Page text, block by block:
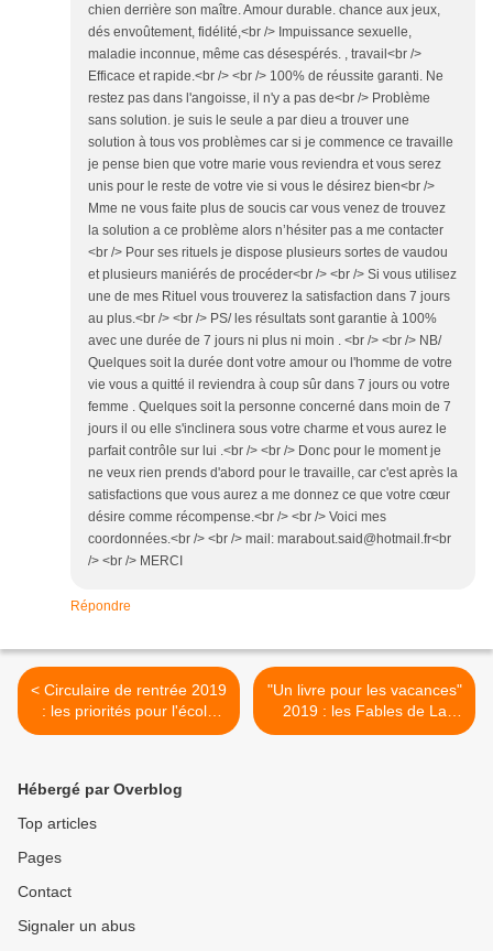
chien derrière son maître. Amour durable. chance aux jeux,
dés envoûtement, fidélité,<br /> Impuissance sexuelle,
maladie inconnue, même cas désespérés. , travail<br />
Efficace et rapide.<br /> <br /> 100% de réussite garanti. Ne
restez pas dans l'angoisse, il n'y a pas de<br /> Problème
sans solution. je suis le seule a par dieu a trouver une
solution à tous vos problèmes car si je commence ce travaille
je pense bien que votre marie vous reviendra et vous serez
unis pour le reste de votre vie si vous le désirez bien<br />
Mme ne vous faite plus de soucis car vous venez de trouvez
la solution a ce problème alors n’hésiter pas a me contacter
<br /> Pour ses rituels je dispose plusieurs sortes de vaudou
et plusieurs maniérés de procéder<br /> <br /> Si vous utilisez
une de mes Rituel vous trouverez la satisfaction dans 7 jours
au plus.<br /> <br /> PS/ les résultats sont garantie à 100%
avec une durée de 7 jours ni plus ni moin . <br /> <br /> NB/
Quelques soit la durée dont votre amour ou l'homme de votre
vie vous a quitté il reviendra à coup sûr dans 7 jours ou votre
femme . Quelques soit la personne concerné dans moin de 7
jours il ou elle s'inclinera sous votre charme et vous aurez le
parfait contrôle sur lui .<br /> <br /> Donc pour le moment je
ne veux rien prends d'abord pour le travaille, car c'est après la
satisfactions que vous aurez a me donnez ce que votre cœur
désire comme récompense.<br /> <br /> Voici mes
coordonnées.<br /> <br /> mail: marabout.said@hotmail.fr<br
/> <br /> MERCI
Répondre
< Circulaire de rentrée 2019
: les priorités pour l'école
primaire
"Un livre pour les vacances"
2019 : les Fables de La
Fontaine, illustrées par
Hébergé par Overblog
Top articles
Pages
Contact
Signaler un abus